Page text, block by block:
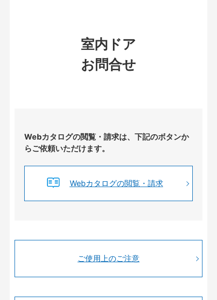
室内ドア
お問合せ
Webカタログの閲覧・請求は、下記のボタンか
らご依頼いただけます。
Webカタログの閲覧・請求
ご使用上のご注意